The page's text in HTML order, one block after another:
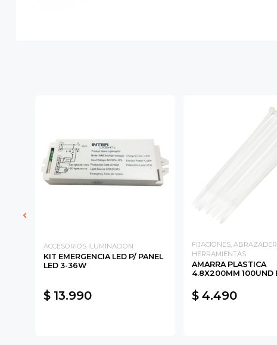
ACCESORIOS ILUMINACION
KIT EMERGENCIA LED P/ PANEL
LED 3-36W
$ 13.990
FIJACIONES,
HERRAMIENTAS
AMARRA PLASTICA
4.8X200MM 100UND
$ 4.490